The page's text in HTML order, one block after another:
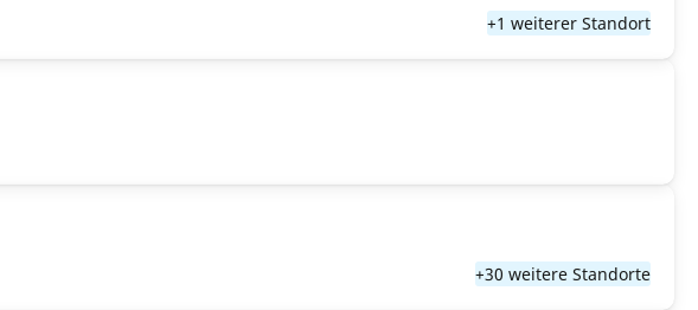
+1 weiterer Standort
+30 weitere Standorte